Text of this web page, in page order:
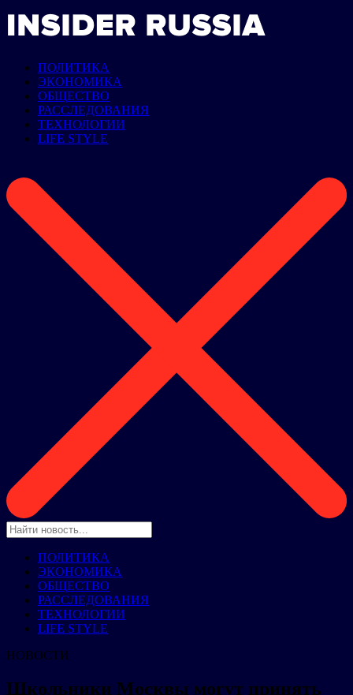
ПОЛИТИКА
ЭКОНОМИКА
ОБЩЕСТВО
РАССЛЕДОВАНИЯ
ТЕХНОЛОГИИ
LIFE STYLE
ПОЛИТИКА
ЭКОНОМИКА
ОБЩЕСТВО
РАССЛЕДОВАНИЯ
ТЕХНОЛОГИИ
LIFE STYLE
НОВОСТИ
Школьники Москвы могут принять